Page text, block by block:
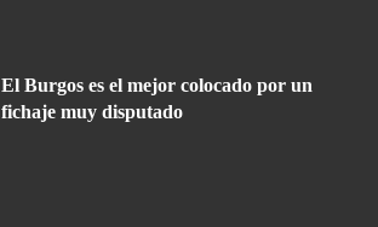
El Burgos es el mejor colocado por un
fichaje muy disputado